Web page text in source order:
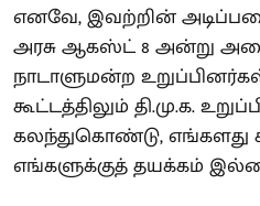
எனவே, இவற்றின்
அரசு ஆகஸ்ட் 8 அன்று
நாடாளுமன்ற
கூட்டத்திலும் தி.மு.க.
கலந்துகொண்டு, எங்களது
எங்களுக்குத் தயக்கம்